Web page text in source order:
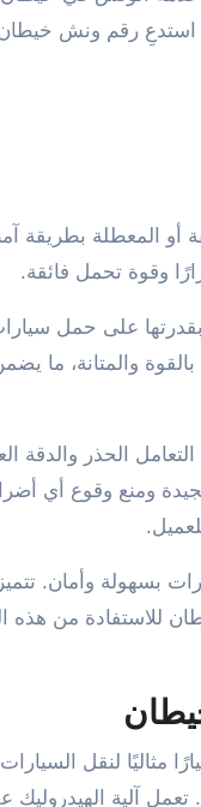
استدعِ رقم ونش
أو المعطلة بطريقة
وقوة تحمل فائقة.
على حمل
والمتانة، ما
الحذر والدقة
ومنع وقوع أي
بسهولة وأمان. تتميز
للاستفادة من هذه
مثاليًا لنقل
تعمل آلية